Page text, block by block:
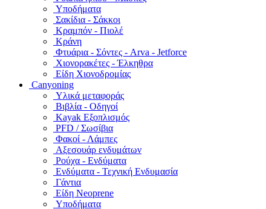
Υποδήματα
Σακίδια - Σάκκοι
Κραμπόν - Πιολέ
Κράνη
Φτυάρια - Σόντες - Arva - Jetforce
Χιονορακέτες - Έλκηθρα
Είδη Χιονοδρομίας
Canyoning
Υλικά μεταφοράς
Βιβλία - Οδηγοί
Kayak Εξοπλισμός
PFD / Σωσίβια
Φακοί - Λάμπες
Αξεσουάρ ενδυμάτων
Ρούχα - Ενδύματα
Ενδύματα - Τεχνική Ενδυμασία
Γάντια
Είδη Neoprene
Υποδήματα